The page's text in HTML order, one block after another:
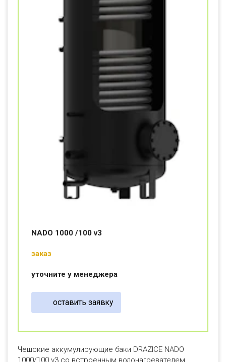
NADO 1000 /100 v3
заказ
уточните у менеджера
оставить заявку
Чешские аккумулирующие баки DRAZICE NADO
1000/100 v3 со встроенным водонагревателем